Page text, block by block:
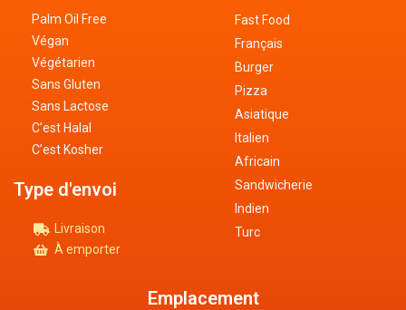
Emplacement
Fast Food
Français
Burger
Pizza
Asiatique
Italien
Africain
Sandwicherie
Indien
Turc
Palm Oil Free
Végan
Végétarien
Sans Gluten
Sans Lactose
C’est Halal
C’est Kosher
Type d'envoi
Livraison
À emporter